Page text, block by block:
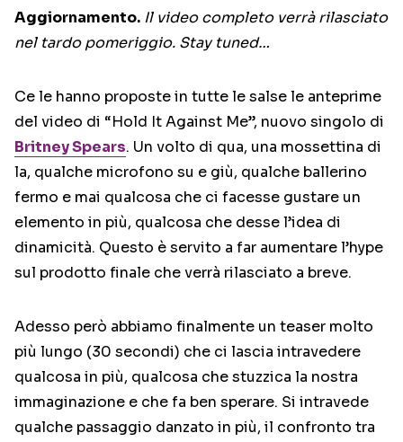
Aggiornamento. Il video completo verrà rilasciato
nel tardo pomeriggio. Stay tuned…
Ce le hanno proposte in tutte le salse le anteprime
del video di “Hold It Against Me”, nuovo singolo di
Britney Spears. Un volto di qua, una mossettina di
la, qualche microfono su e giù, qualche ballerino
fermo e mai qualcosa che ci facesse gustare un
elemento in più, qualcosa che desse l’idea di
dinamicità. Questo è servito a far aumentare l’hype
sul prodotto finale che verrà rilasciato a breve.
Adesso però abbiamo finalmente un teaser molto
più lungo (30 secondi) che ci lascia intravedere
qualcosa in più, qualcosa che stuzzica la nostra
immaginazione e che fa ben sperare. Si intravede
qualche passaggio danzato in più, il confronto tra